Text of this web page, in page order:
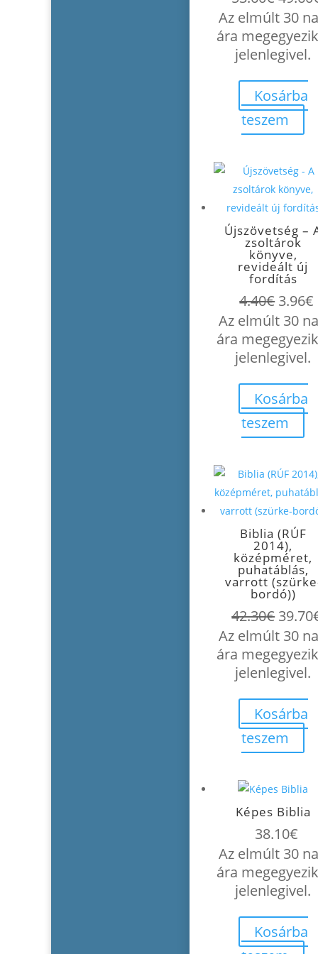
price
was:
53.60€.
Az elmúlt 30
ára
jelenlegivel.
Kosárba
teszem
Újszövetség –
zsoltárok
könyve,
revideált új
fordítás
4.40€
price
was:
4.40€.
3.96€
Az elmúlt 30
ára
jelenlegivel.
Kosárba
teszem
Biblia (RÚF
2014),
középméret,
puhatáblás,
varrott
bordó))
42.30€
price
was:
42.30€.
39.70
Az elmúlt 30
ára
jelenlegivel.
Kosárba
teszem
Képes Biblia
38.10€
Az elmúlt 30
ára
jelenlegivel.
Kosárba